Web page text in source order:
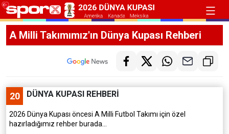
A Milli Takımımız'ın Dünya Kupası Rehberi
20 DÜNYA KUPASI REHBERİ
2026 Dünya Kupası öncesi A Milli Futbol Takımı için özel
hazırladığımız rehber burada...